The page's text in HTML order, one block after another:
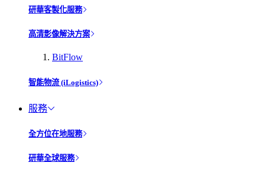
研華客製化服務
高清影像解決方案
BitFlow
智能物流 (iLogistics)
服務
全方位在地服務
研華全球服務